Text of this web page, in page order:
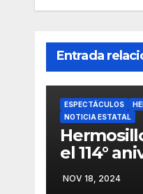
Entrada
ESPECTÁCULOS
NOTICIA ESTATAL
el 114°
de la
Mexicana
NOV 18, 2024